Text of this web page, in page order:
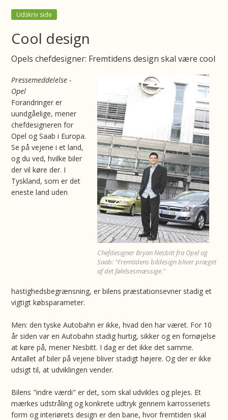
Udskriv side
Cool design
Opels chefdesigner: Fremtidens design skal være cool
Chefdesigner Bryan Nesbitt fra Opel og
Saab: "Fremtidens bildesign bliver præget
af det følelsesmæssige."
Pressemeddelelse -
Opel
Forandringer er
uundgåelige, mener
chefdesigneren for
Opel og Saab i Europa.
Se på vejene i et land,
og du ved, hvilke biler
der vil køre der. I
Tyskland, som er det
eneste land uden
hastighedsbegrænsning, er bilens præstationsevner stadig et
vigtigt købsparameter.
Men: den tyske Autobahn er ikke, hvad den har været. For 10
år siden var en Autobahn stadig hurtig, sikker og en fornøjelse
at køre på, mener Nesbitt. I dag er det ikke det samme.
Antallet af biler på vejene bliver stadigt højere. Og der er ikke
udsigt til, at udviklingen vender.
Bilens "indre værdi" er det, som skal udvikles og plejes. Et
mærkes udstråling og konkrete udtryk gennem karrosseriets
form og interiørets design er den bane, hvor fremtiden skal